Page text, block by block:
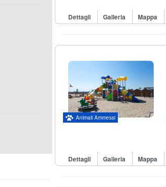
Dettagli Galleria Mappa
Animali Ammessi
Dettagli Galleria Mappa